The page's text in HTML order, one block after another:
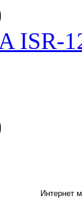
ISR-
Интернет